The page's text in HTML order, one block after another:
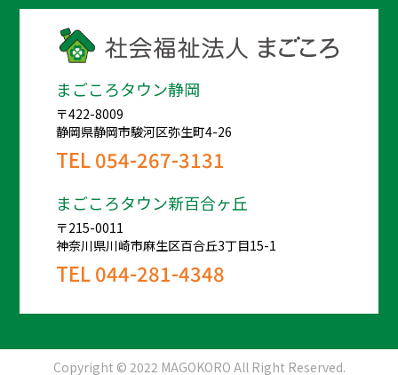
まごころタウン静岡
〒422-8009
静岡県静岡市駿河区弥生町4-26
TEL054-267-3131
まごころタウン新百合ヶ丘
〒215-0011
神奈川県川崎市麻生区百合丘3丁目15-1
TEL044-281-4348
Copyright © 2022 MAGOKORO All Right Reserved.